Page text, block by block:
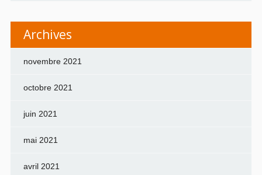
Archives
novembre 2021
octobre 2021
juin 2021
mai 2021
avril 2021